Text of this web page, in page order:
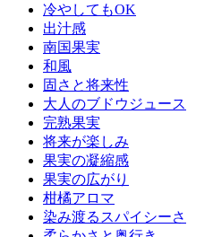
冷やしてもOK
出汁感
南国果実
和風
固さと将来性
大人のブドウジュース
完熟果実
将来が楽しみ
果実の凝縮感
果実の広がり
柑橘アロマ
染み渡るスパイシーさ